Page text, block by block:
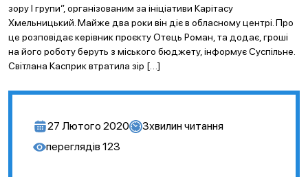
зору І групи”, організованим за ініціативи Карітасу
Хмельницький. Майже два роки він діє в обласному центрі. Про
це розповідає керівник проєкту Отець Роман, та додає, гроші
на його роботу беруть з міського бюджету, інформує Суспільне.
Світлана Касприк втратила зір […]
27 Лютого 2020 3хвилин читання
переглядів 123